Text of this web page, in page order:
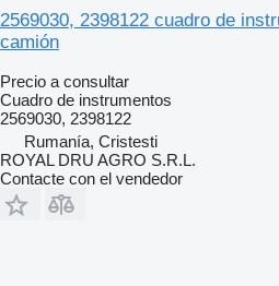
2569030, 2398122 cuadro de
camión
Precio a consultar
Cuadro de instrumentos
2569030, 2398122
Rumanía, Cristesti
ROYAL DRU AGRO S.R.L.
Contacte con el vendedor